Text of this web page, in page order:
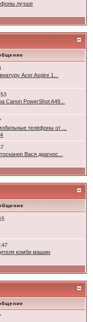
лучше
Acer Aspire 1...
Canon PowerShot A49...
телефоны от ...
Вася диагнос...
комби машин